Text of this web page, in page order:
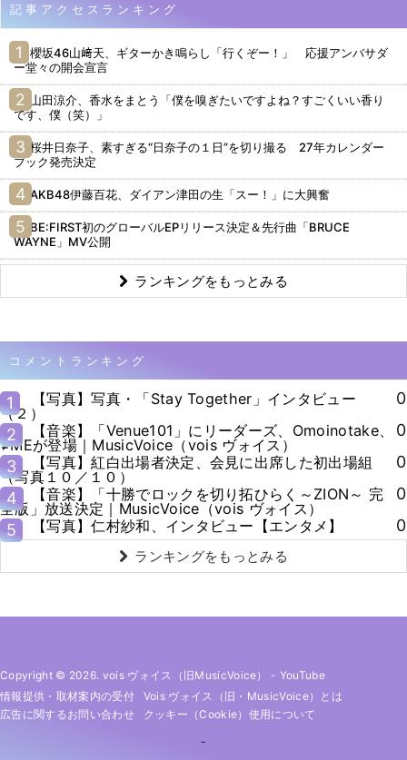
記事アクセスランキング
櫻坂46山﨑天、ギターかき鳴らし「行くぞー！」 応援アンバサダ
ー堂々の開会宣言
山田涼介、香水をまとう「僕を嗅ぎたいですよね？すごくいい香り
です、僕（笑）」
桜井日奈子、素すぎる“日奈子の１日”を切り撮る 27年カレンダー
ブック発売決定
AKB48伊藤百花、ダイアン津田の生「スー！」に大興奮
BE:FIRST初のグローバルEPリリース決定＆先行曲「BRUCE
WAYNE」MV公開
ランキングをもっとみる
コメントランキング
1
【写真】写真・「Stay Together」インタビュー
（２）
0
2
【音楽】「Venue101」にリーダーズ、Omoinotake、
≠MEが登場｜MusicVoice（vois ヴォイス）
0
3
【写真】紅白出場者決定、会見に出席した初出場組
（写真１０／１０）
0
4
【音楽】「十勝でロックを切り拓ひらく～ZION～ 完
全版」放送決定｜MusicVoice（vois ヴォイス）
0
5
【写真】仁村紗和、インタビュー【エンタメ】 0
ランキングをもっとみる
Copyright © 2026. vois ヴォイス（旧MusicVoice） - YouTube
情報提供・取材案内の受付
Vois ヴォイス（旧・MusicVoice）とは
広告に関するお問い合わせ
クッキー（cookie）使用について
-